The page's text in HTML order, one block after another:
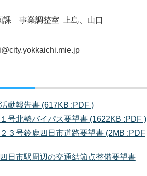
課 事業調整室 上島、山口
動報告書 (617KB :PDF )
号北勢バイパス要望書 (1622KB :PDF )
３号鈴鹿四日市道路要望書 (2MB :PDF
日市駅周辺の交通結節点整備要望書